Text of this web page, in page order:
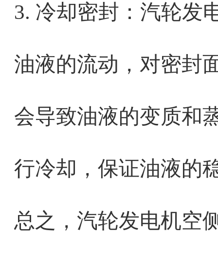
3. 冷却密封：汽轮发
油液的流动，对密封
会导致油液的变质和
行冷却，保证油液的
总之，汽轮发电机空